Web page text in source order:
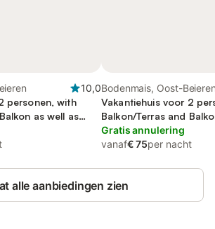
10,0
personen, with
as well as
Bodenmais, Oost-
Vakantiehuis voor 2
Balkon/Terras and
Terras and Tuin
Gratis annulering
vanaf€ 75per nacht
alle aanbiedingen zien